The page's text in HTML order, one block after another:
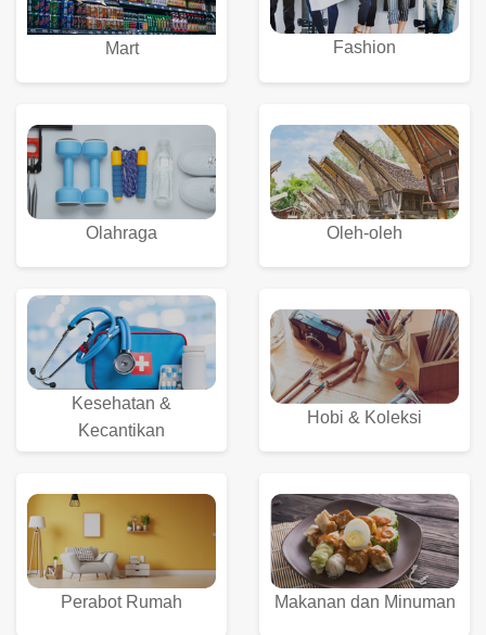
Mart Fashion
Olahraga Oleh-oleh
Kesehatan &
Kecantikan
Hobi & Koleksi
Perabot Rumah Makanan dan Minuman